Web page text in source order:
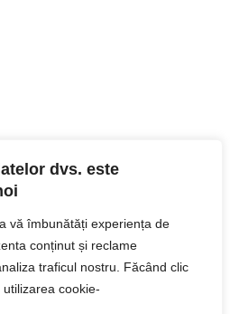
dvs. este
vă îmbunătăți experiența de
conținut și reclame
traficul nostru. Făcând clic
utilizarea cookie-